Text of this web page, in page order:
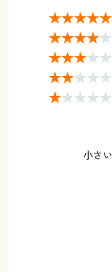
サポート
ご利用ガイド
よくある質問とお
ご利用ガイド
よくある質問と
小さい